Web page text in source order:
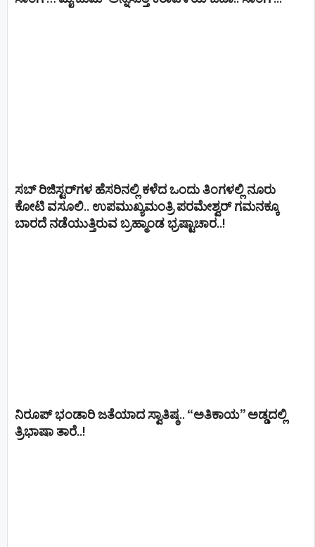
ಸಬ್ ರಿಜಿಸ್ಟರ್​ಗಳ ಹೆಸರಿನಲ್ಲಿ ಕಳೆದ ಒಂದು ತಿಂಗಳಲ್ಲಿ ನೂರು
ಕೋಟಿ ವಸೂಲಿ.. ಉಪಮುಖ್ಯಮಂತ್ರಿ ಪರಮೇಶ್ವರ್​ ಗಮನಕ್ಕೂ
ಬಾರದೆ ನಡೆಯುತ್ತಿರುವ ಬ್ರಹ್ಮಾಂಡ ಭ್ರಷ್ಟಾಚಾರ..!
ನಿರೂಪ್ ಭಂಡಾರಿ ಜತೆಯಾದ ಸ್ವಾತಿಷ್ಠ.. “ಅತಿಕಾಯ” ಅಡ್ಡದಲ್ಲಿ
ತ್ರಿಭಾಷಾ ತಾರೆ..!